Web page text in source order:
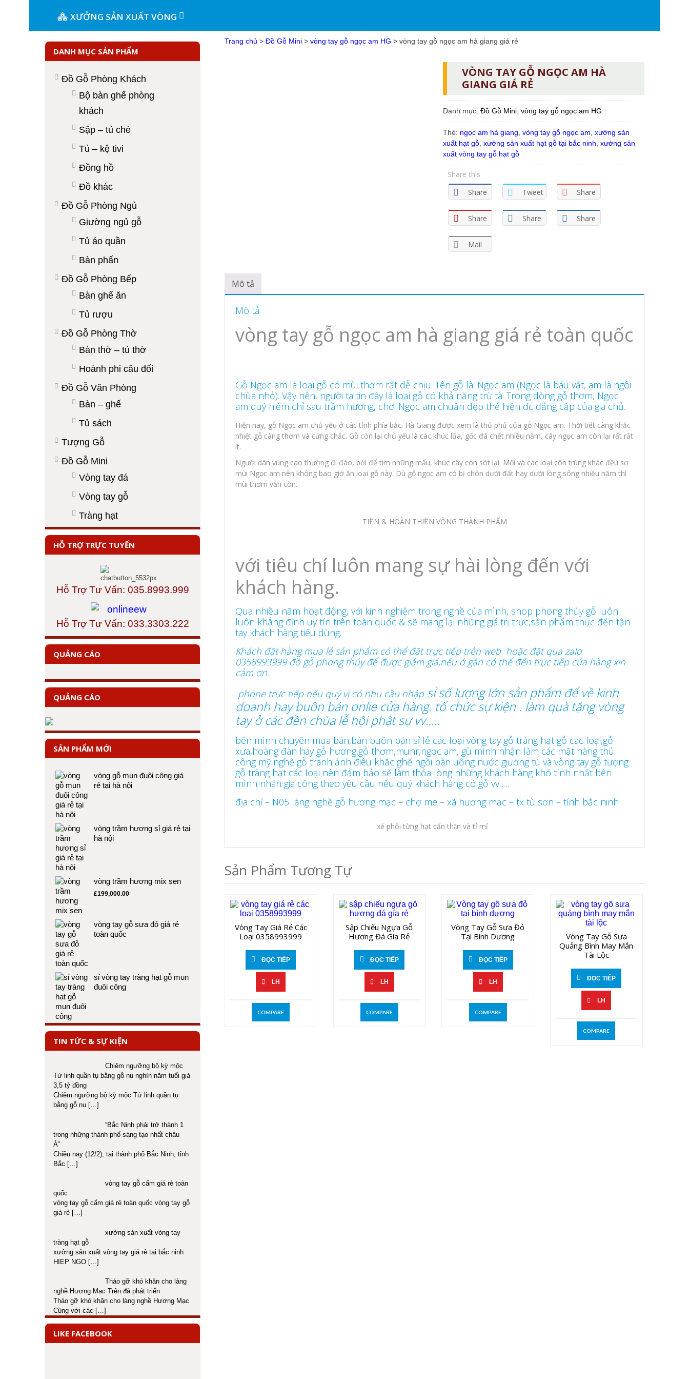
XƯỞNG SẢN XUẤT VÒNG
Trang chủ > Đồ Gỗ Mini > vòng tay gỗ ngọc am HG > vòng tay gỗ ngọc am hà giang giá rẻ
VÒNG TAY GỖ NGỌC AM HÀ
GIANG GIÁ RẺ
Danh mục: Đồ Gỗ Mini, vòng tay gỗ ngọc am HG
Thẻ: ngọc am hà giang vòng tay gỗ ngọc am xưởng sản
xuất hạt gỗ, xưởng sản xuất hạt gỗ tại bắc ninh xưởng sản
xuất vòng tay gỗ hạt gỗ
Share this
Share
Tweet Share
Share Share Share
Mail
Mô tả
Mô tả
vòng tay gỗ ngọc am hà giang giá rẻ toàn quốc
Gỗ Ngọc am là loại gỗ có mùi thơm rất dễ chịu. Tên gỗ là: Ngọc am (Ngọc là báu vật, am là ngôi
chùa nhỏ). Vậy nên, người ta tin đây là loại gỗ có khả năng trừ tà. Trong dòng gỗ thơm, Ngọc
am quý hiếm chỉ sau trầm hương, chơi Ngọc am chuẩn đẹp thể hiện đc đẳng cấp của gia chủ.
Hiện nay, gỗ Ngọc am chủ yếu ở các tỉnh phía bắc. Hà Giang được xem là thủ phủ của gỗ Ngọc am. Thời tiết càng khắc
nhiệt gỗ càng thơm và cứng chắc. Gỗ còn lại chủ yếu là các khúc lũa, gốc đã chết nhiều năm, cây ngọc am còn lại rất rất
ít.
Người dân vùng cao thường đi đào, bới để tìm những mẩu, khúc cây còn sót lại. Mối và các loại côn trùng khác đều sợ
mùi Ngọc am nên không bao giờ ăn loại gỗ này. Dù gỗ ngọc am có bị chôn dưới đất hay dưới lòng sông nhiều năm thì
mùi thơm vẫn còn.
TIỆN & HOÀN THIỆN VÒNG THÀNH PHẨM
với tiêu chí luôn mang sự hài lòng đến với
khách hàng.
Qua nhiều năm hoạt động, với kinh nghiệm trong nghề của mình, shop phong thủy gỗ luôn
luôn khẳng định uy tín trên toàn quốc & sẽ mang lại những giá trị trực,sản phẩm thực đến tận
tay khách hàng tiêu dùng.
Khách đặt hàng mua lẻ sản phẩm có thể đặt trực tiếp trên web hoặc đặt qua zalo
0358993999 đồ gỗ phong thủy để được giảm giá,nếu ở gần có thể đến trực tiếp cửa hàng xin
cảm ơn.
phone trực tiếp nếu quý vị có nhu cầu nhậpsỉ số lượng lớn sản phẩm để về kinh
doanh hay buôn bán onlie cửa hàng. tổ chức sự kiện . làm quà tặng vòng
tay ở các đền chùa lễ hội phật sự vv…..
bên mình chuyên mua bán,bán buôn bán sỉ lẻ các loại vòng tay gỗ tràng hạt gỗ các loại,gỗ
xưa,hoàng đàn hay gỗ hương,gỗ thơm,munr,ngọc am, gù mình nhận làm các mặt hàng thủ
công mỹ nghệ gỗ tranh ảnh điêu khắc ghế ngồi bàn uống nước giường tủ và vòng tay gỗ tượng
gỗ tràng hạt các loại nên đảm bảo sẽ làm thỏa lòng những khách hàng khó tính nhất bên
mình nhân gia công theo yêu cầu nếu quý khách hàng có gỗ vv…..
địa chỉ – N05 làng nghề gỗ hương mạc – chợ me – xã hương mạc – tx từ sơn – tỉnh bắc ninh
xẻ phôi từng hạt cẩn thận và tỉ mỉ
Sản Phẩm Tương Tự
Vòng Tay Giá Rẻ Các
Loại 0358993999
ĐỌC TIẾP
LH
COMPARE
Sập Chiếu Ngựa Gỗ
Hương Đá Gía Rẻ
ĐỌC TIẾP
LH
COMPARE
Vòng Tay Gỗ Sưa Đỏ
Tại Bình Dương
ĐỌC TIẾP
LH
COMPARE
Vòng Tay Gỗ Sưa
Quảng Bình May Mắn
Tài Lộc
ĐỌC TIẾP
LH
COMPARE
DANH MỤC SẢN PHẨM
Đồ Gỗ Phòng Khách
Bộ bàn ghế phòng
khách
Sập – tủ chè
Tủ – kệ tivi
Đồng hồ
Đồ khác
Đồ Gỗ Phòng Ngủ
Giường ngủ gỗ
Tủ áo quần
Bàn phấn
Đồ Gỗ Phòng Bếp
Bàn ghế ăn
Tủ rượu
Đồ Gỗ Phòng Thờ
Bàn thờ – tủ thờ
Hoành phi câu đối
Đồ Gỗ Văn Phòng
Bàn – ghế
Tủ sách
Tượng Gỗ
Đồ Gỗ Mini
Vòng tay đá
Vòng tay gỗ
Tràng hạt
HỖ TRỢ TRỰC TUYẾN
Hỗ Trợ Tư Vấn: 035.8993.999
Hỗ Trợ Tư Vấn: 033.3303.222
QUẢNG CÁO
QUẢNG CÁO
SẢN PHẨM MỚI
vòng gỗ mun đuôi công giá
rẻ tại hà nội
vòng trầm hương sỉ giá rẻ tại
hà nội
vòng trầm hương mix sen
£199,000.00
vòng tay gỗ sưa đỏ giá rẻ
toàn quốc
sỉ vòng tay tràng hạt gỗ mun
đuôi công
TIN TỨC & SỰ KIỆN
Chiêm ngưỡng bộ kỳ mộc
Tứ linh quần tụ bằng gỗ nu nghìn năm tuổi giá
3,5 tỷ đồng
Chiêm ngưỡng bộ kỳ mộc Tứ linh quần tụ
bằng gỗ nu […]
“Bắc Ninh phải trở thành 1
trong những thành phố sáng tạo nhất châu
Á”
Chiều nay (12/2), tại thành phố Bắc Ninh, tỉnh
Bắc […]
vòng tay gỗ cẩm giá rẻ toàn
quốc
vòng tay gỗ cẩm giá rẻ toàn quốc vòng tay gỗ
giá rẻ […]
xưởng sản xuất vòng tay
tràng hạt gỗ
xưởng sản xuất vòng tay giá rẻ tại bắc ninh
HIEP NGO […]
Tháo gỡ khó khăn cho làng
nghề Hương Mạc Trên đà phát triển
Tháo gỡ khó khăn cho làng nghề Hương Mạc
Cùng với các […]
LIKE FACEBOOK